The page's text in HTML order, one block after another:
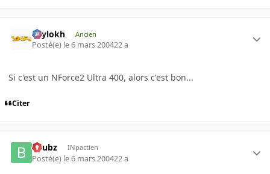
Psylokh Ancien
Posté(e) le 6 mars 200422 a
Si c'est un NForce2 Ultra 400, alors c'est bon...
Citer
beubz INpactien
Posté(e) le 6 mars 200422 a